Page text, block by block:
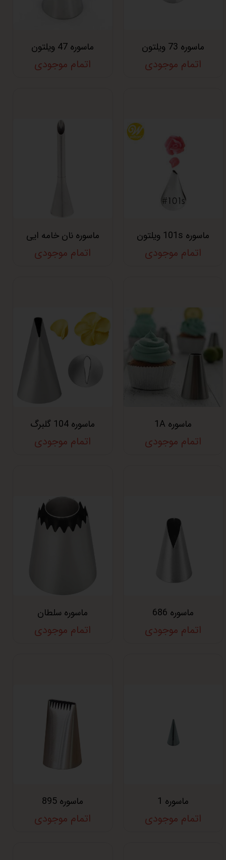
ماسوره 73 ویلتون
اتمام موجودی
ماسوره 47 ویلتون
اتمام موجودی
ماسوره 101s ویلتون
اتمام موجودی
ماسوره نان خامه ایی
اتمام موجودی
ماسوره 1A
اتمام موجودی
ماسوره 104 گلبرگ
اتمام موجودی
ماسوره 686
اتمام موجودی
ماسوره سلطان
اتمام موجودی
ماسوره 1
اتمام موجودی
ماسوره 895
اتمام موجودی